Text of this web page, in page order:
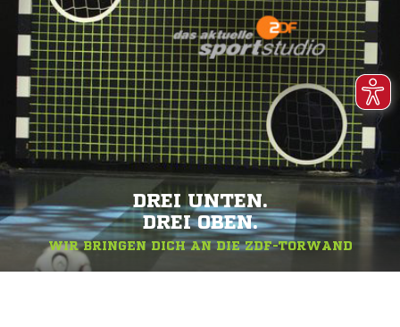
DREI UNTEN.
DREI OBEN.
WIR BRINGEN DICH AN DIE ZDF-TORWAND